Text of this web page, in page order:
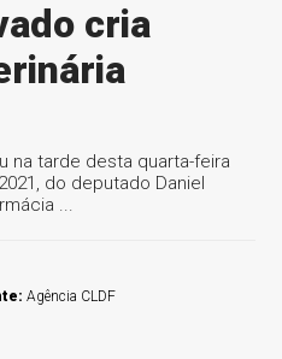
cria
na tarde desta quarta-feira
do deputado Daniel
...
Agência CLDF